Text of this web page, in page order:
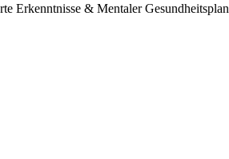
Erkenntnisse & Mentaler Gesundheitsplan